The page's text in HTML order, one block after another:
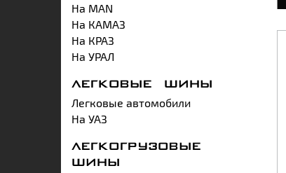
На MAN
На КАМАЗ
На КРАЗ
На УРАЛ
ЛЕГКОВЫЕ ШИНЫ
Легковые автомобили
На УАЗ
ЛЕГКОГРУЗОВЫЕ
ШИНЫ